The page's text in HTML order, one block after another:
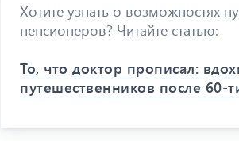
Хотите узнать о возможностях
пенсионеров? Читайте статью:
То, что доктор прописал:
путешественников после 60-